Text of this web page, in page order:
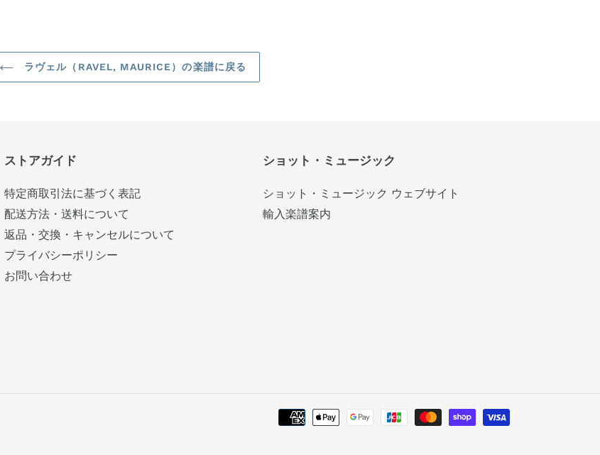
ラヴェル（RAVEL, MAURICE）の楽譜に戻る
ストアガイド
特定商取引法に基づく表記
配送方法・送料について
返品・交換・キャンセルについて
プライバシーポリシー
お問い合わせ
ショット・ミュージック
ショット・ミュージック ウェブサイト
輸入楽譜案内